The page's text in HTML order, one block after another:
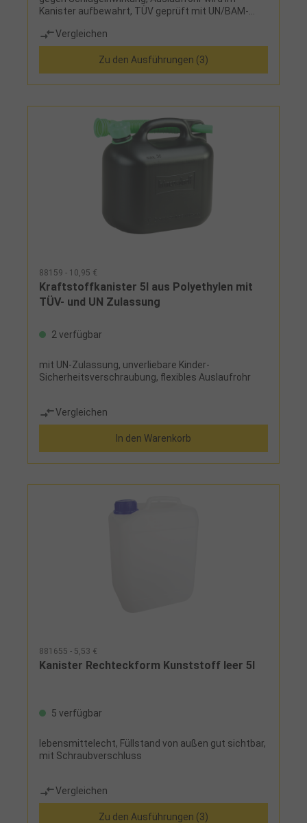
Kanister aufbewahrt, TÜV geprüft mit UN/BAM-
Vergleichen
Zu den Ausführungen (3)
88159 - 10,95 €
Kraftstoffkanister 5l aus Polyethylen mit
TÜV- und UN Zulassung
2 verfügbar
mit UN-Zulassung, unverliebare Kinder-
Sicherheitsverschraubung, flexibles Auslaufrohr
Vergleichen
In den Warenkorb
881655 - 5,53 €
Kanister Rechteckform Kunststoff leer 5l
5 verfügbar
lebensmittelecht, Füllstand von außen gut sichtbar,
mit Schraubverschluss
Vergleichen
Zu den Ausführungen (3)